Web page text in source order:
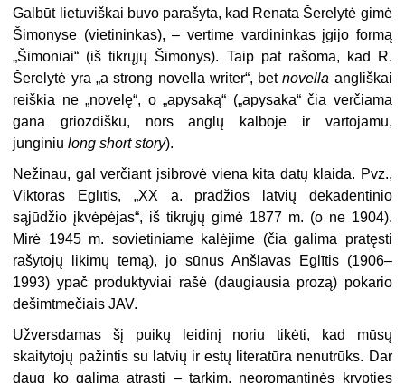
Galbūt lietuviškai buvo parašyta, kad Renata Šerelytė gimė
Šimonyse (vietininkas), – vertime vardininkas įgijo formą
„Šimoniai“ (iš tikrųjų Šimonys). Taip pat rašoma, kad R.
Šerelytė yra „a strong novella writer“, betnovella angliškai
reiškia ne „novelę“, o „apysaką“ („apysaka“ čia verčiama
gana griozdišku, nors anglų kalboje ir vartojamu,
junginiulong short story).
Nežinau, gal verčiant įsibrovė viena kita datų klaida. Pvz.,
Viktoras Eglītis, „XX a. pradžios latvių dekadentinio
sąjūdžio įkvėpėjas“, iš tikrųjų gimė 1877 m. (o ne 1904).
Mirė 1945 m. sovietiniame kalėjime (čia galima pratęsti
rašytojų likimų temą), jo sūnus Anšlavas Eglītis (1906–
1993) ypač produktyviai rašė (daugiausia prozą) pokario
dešimtmečiais JAV.
Užversdamas šį puikų leidinį noriu tikėti, kad mūsų
skaitytojų pažintis su latvių ir estų literatūra nenutrūks. Dar
daug ko galima atrasti – tarkim, neoromantinės krypties